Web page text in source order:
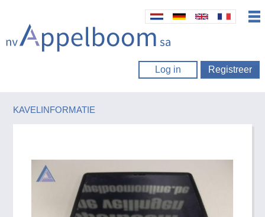
Log in Registreer
KAVELINFORMATIE